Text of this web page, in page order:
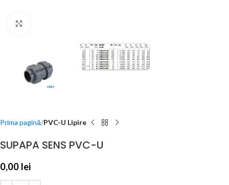
Prima pagină PVC-U Lipire
SUPAPA SENS PVC-U
0,00 lei